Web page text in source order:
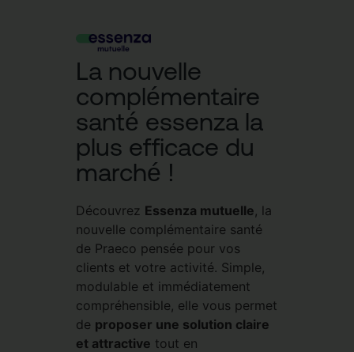
La nouvelle
complémentaire
santé essenza la
plus efficace du
marché !
Découvrez Essenza mutuelle, la
nouvelle complémentaire santé
de Praeco pensée pour vos
clients et votre activité. Simple,
modulable et immédiatement
compréhensible, elle vous permet
de proposer une solution claire
et attractive tout en